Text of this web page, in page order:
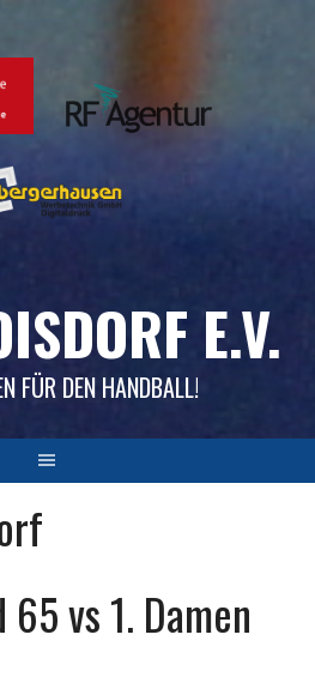
E.V.
FÜR DEN HANDBALL!
vs 1. Damen